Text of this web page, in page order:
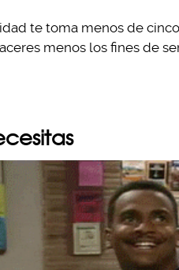
te toma menos de
menos los fines de